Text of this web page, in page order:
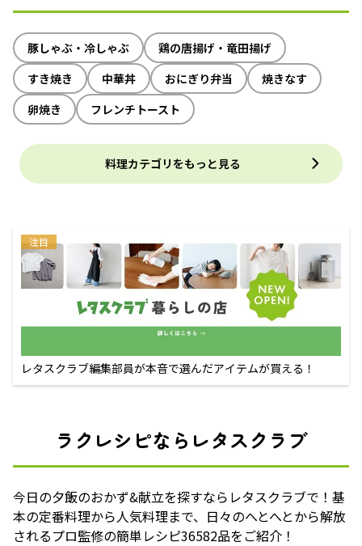
豚しゃぶ・冷しゃぶ
鶏の唐揚げ・竜田揚げ
すき焼き
中華丼 おにぎり弁当
焼きなす
卵焼き
フレンチトースト
料理カテゴリをもっと見る
注目
レタスクラブ編集部員が本音で選んだアイテムが買える！
ラクレシピならレタスクラブ
今日の夕飯のおかず&献立を探すならレタスクラブで！基
本の定番料理から人気料理まで、日々のへとへとから解放
されるプロ監修の簡単レシピ36582品をご紹介！